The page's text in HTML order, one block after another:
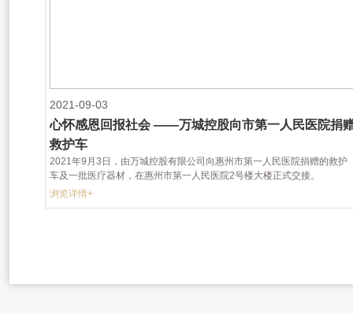
2021-09-03
心怀感恩回报社会 ——万城控股向市第一人民医院捐
救护车
2021年9月3日，由万城控股有限公司向惠州市第一人民医院捐赠的救护
车及一批医疗器材，在惠州市第一人民医院2号楼大楼正式交接。
浏览详情+